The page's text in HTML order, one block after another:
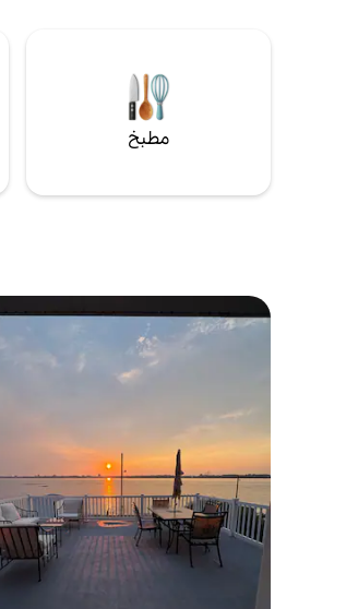
مطبخ